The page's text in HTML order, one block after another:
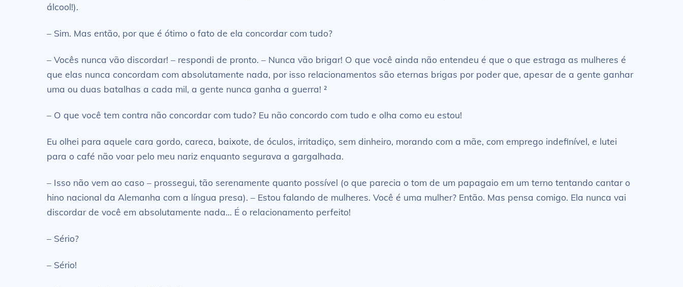
álcool!).
– Sim. Mas então, por que é ótimo o fato de ela concordar com tudo?
– Vocês nunca vão discordar! – respondi de pronto. – Nunca vão brigar! O que você ainda não entendeu é que o que estraga as mulheres é
que elas nunca concordam com absolutamente nada, por isso relacionamentos são eternas brigas por poder que, apesar de a gente ganhar
uma ou duas batalhas a cada mil, a gente nunca ganha a guerra! ²
– O que você tem contra não concordar com tudo? Eu não concordo com tudo e olha como eu estou!
Eu olhei para aquele cara gordo, careca, baixote, de óculos, irritadiço, sem dinheiro, morando com a mãe, com emprego indefinível, e lutei
para o café não voar pelo meu nariz enquanto segurava a gargalhada.
– Isso não vem ao caso – prossegui, tão serenamente quanto possível (o que parecia o tom de um papagaio em um terno tentando cantar o
hino nacional da Alemanha com a língua presa). – Estou falando de mulheres. Você é uma mulher? Então. Mas pensa comigo. Ela nunca vai
discordar de você em absolutamente nada… É o relacionamento perfeito!
– Sério?
– Sério!